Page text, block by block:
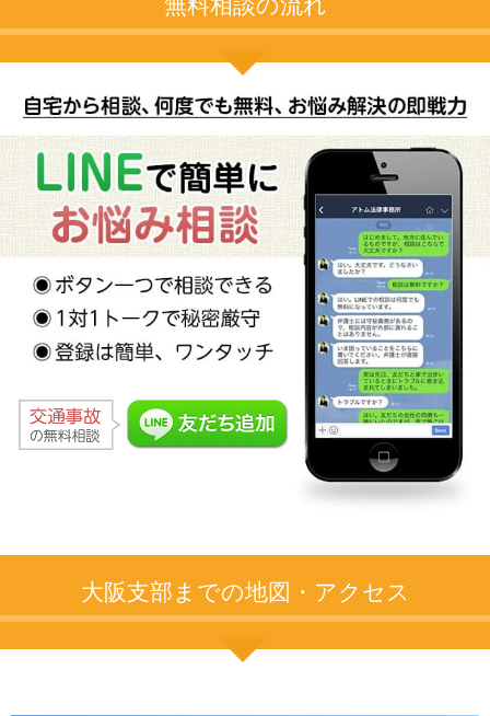
無料相談の流れ
大阪支部までの地図・アクセス